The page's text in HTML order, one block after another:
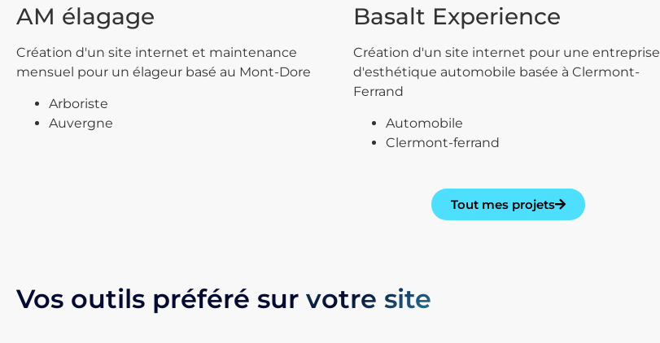
AM élagage
Création d'un site internet et maintenance
mensuel pour un élageur basé au Mont-Dore
Arboriste
Auvergne
Basalt Experience
Création d'un site internet pour une entreprise
d'esthétique automobile basée à Clermont-
Ferrand
Automobile
Clermont-ferrand
Tout mes projets
Vos outils préféré sur votre site